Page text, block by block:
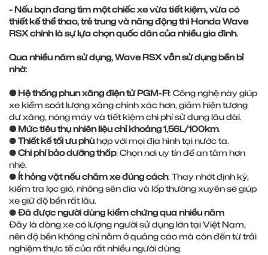
- Nếu bạn đang tìm một chiếc xe vừa tiết kiệm, vừa có
thiết kế thể thao, trẻ trung và năng động thì Honda Wave
RSX chính là sự lựa chọn quốc dân của nhiều gia đình.
Qua nhiều năm sử dụng, Wave RSX vẫn sử dụng bền bỉ
nhờ:
● Hệ thống phun xăng điện tử PGM-FI: Công nghệ này giúp
xe kiểm soát lượng xăng chính xác hơn, giảm hiện tượng
dư xăng, nóng máy và tiết kiệm chi phí sử dụng lâu dài.
● Mức tiêu thụ nhiên liệu chỉ khoảng 1,56L/100km.
●Thiết kế tối ưu phùhợp với mọi địa hình tại nước ta.
●Chi phí bảo dưỡng thấp: Chọn nơi uy tín để an tâm hơn
nhé.
●Ít hỏng vặt nếu chăm xe đúng cách: Thay nhớt định kỳ,
kiểm tra lọc gió, nhông sên dĩa và lốp thường xuyên sẽ giúp
xe giữ độ bền rất lâu.
●Đã được người dùng kiểm chứng qua nhiều năm
Đây là dòng xe có lượng người sử dụng lớn tại Việt Nam,
nên độ bền không chỉ nằm ở quảng cáo mà còn đến từ trải
nghiệm thực tế của rất nhiều người dùng.